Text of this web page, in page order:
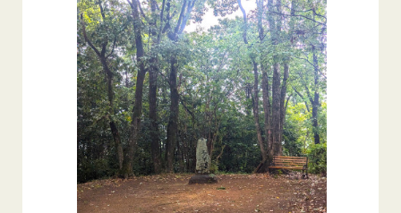
プライバシーポリシー 特定商取引法に関する表記ココナラ